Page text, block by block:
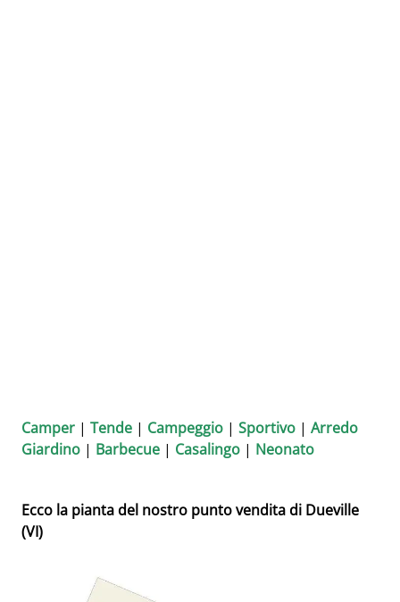
Camper | Tende | Campeggio | Sportivo | Arredo
Giardino | Barbecue | Casalingo | Neonato
Ecco la pianta del nostro punto vendita di Dueville
(VI)